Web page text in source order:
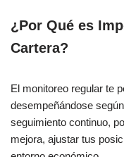
¿Por Qué es
Cartera?
El monitoreo regular te
desempeñándose
seguimiento continuo,
mejora, ajustar tus